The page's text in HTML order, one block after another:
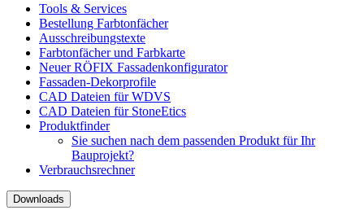
Tools & Services
Bestellung Farbtonfächer
Ausschreibungstexte
Farbtonfächer und Farbkarte
Neuer RÖFIX Fassadenkonfigurator
Fassaden-Dekorprofile
CAD Dateien für WDVS
CAD Dateien für StoneEtics
Produktfinder
Sie suchen nach dem passenden Produkt für Ihr
Bauprojekt?
Verbrauchsrechner
Downloads